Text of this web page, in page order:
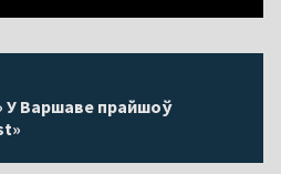
У Варшаве прайшоў